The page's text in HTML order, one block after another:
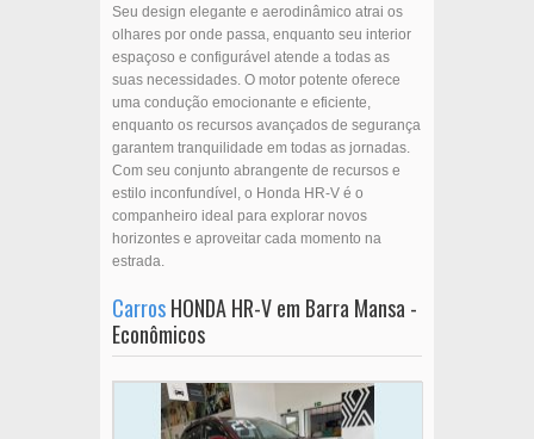
Seu design elegante e aerodinâmico atrai os
olhares por onde passa, enquanto seu interior
espaçoso e configurável atende a todas as
suas necessidades. O motor potente oferece
uma condução emocionante e eficiente,
enquanto os recursos avançados de segurança
garantem tranquilidade em todas as jornadas.
Com seu conjunto abrangente de recursos e
estilo inconfundível, o Honda HR-V é o
companheiro ideal para explorar novos
horizontes e aproveitar cada momento na
estrada.
CarrosHONDA HR-V em Barra Mansa -
Econômicos